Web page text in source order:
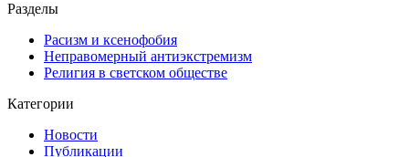
Разделы
Расизм и ксенофобия
Неправомерный антиэкстремизм
Религия в светском обществе
Категории
Новости
Публикации